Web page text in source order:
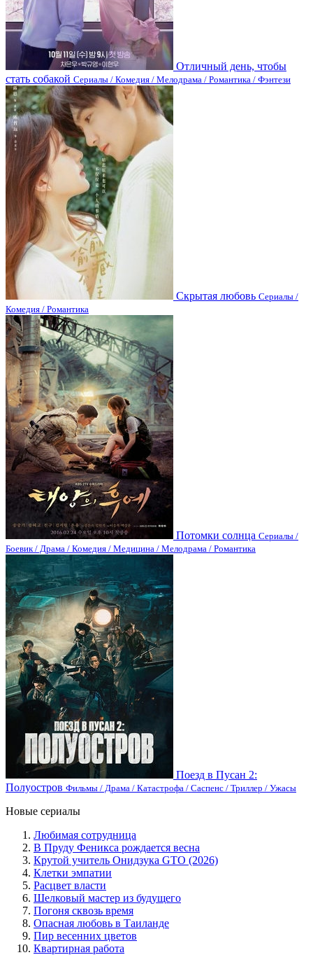
Отличный день, чтобы
стать собакой Сериалы / Комедия / Мелодрама / Романтика / Фэнтези
Скрытая любовь Сериалы /
Комедия / Романтика
Потомки солнца Сериалы /
Боевик / Драма / Комедия / Медицина / Мелодрама / Романтика
Поезд в Пусан 2:
Полуостров Фильмы / Драма / Катастрофа / Саспенс / Триллер / Ужасы
Новые сериалы
Любимая сотрудница
В Пруду Феникса рождается весна
Крутой учитель Онидзука GTO (2026)
Клетки эмпатии
Расцвет власти
Шелковый мастер из будущего
Погоня сквозь время
Опасная любовь в Таиланде
Пир весенних цветов
Квартирная работа